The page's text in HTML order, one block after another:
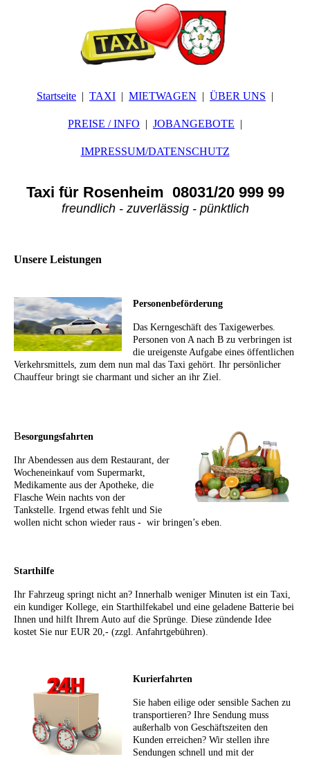
Startseite TAXI MIETWAGEN ÜBER UNS
PREISE / INFO JOBANGEBOTE
IMPRESSUM/DATENSCHUTZ
Taxi für Rosenheim 08031/20 999 99
freundlich - zuverlässig - pünktlich
Unsere Leistungen
Personenbeförderung
Das Kerngeschäft des Taxigewerbes.
Personen von A nach B zu verbringen ist
die ureigenste Aufgabe eines öffentlichen
Verkehrsmittels, zum dem nun mal das Taxi gehört. Ihr persönlicher
Chauffeur bringt sie charmant und sicher an ihr Ziel.
Besorgungsfahrten
Ihr Abendessen aus dem Restaurant, der
Wocheneinkauf vom Supermarkt,
Medikamente aus der Apotheke, die
Flasche Wein nachts von der
Tankstelle. Irgend etwas fehlt und Sie
wollen nicht schon wieder raus - wir bringen’s eben.
Starthilfe
Ihr Fahrzeug springt nicht an? Innerhalb weniger Minuten ist ein Taxi,
ein kundiger Kollege, ein Starthilfekabel und eine geladene Batterie bei
Ihnen und hilft Ihrem Auto auf die Sprünge. Diese zündende Idee
kostet Sie nur EUR 20,- (zzgl. Anfahrtgebühren).
Kurierfahrten
Sie haben eilige oder sensible Sachen zu
transportieren? Ihre Sendung muss
außerhalb von Geschäftszeiten den
Kunden erreichen? Wir stellen ihre
Sendungen schnell und mit der